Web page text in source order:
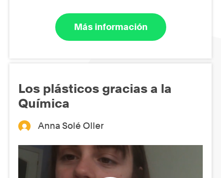
Más información
Los plásticos gracias a la
Química
Anna Solé Oller